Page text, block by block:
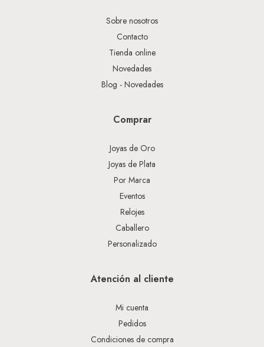
Sobre nosotros
Contacto
Tienda online
Novedades
Blog - Novedades
Comprar
Joyas de Oro
Joyas de Plata
Por Marca
Eventos
Relojes
Caballero
Personalizado
Atención al cliente
Mi cuenta
Pedidos
Condiciones de compra